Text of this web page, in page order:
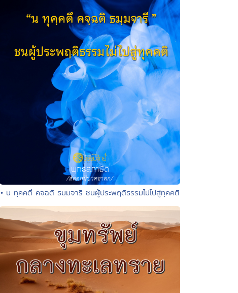
• น ทุคฺคตึ คจฺฉติ ธมฺมจารี ชนผู้ประพฤติธรรมไม่ไปสู่ทุคคติ